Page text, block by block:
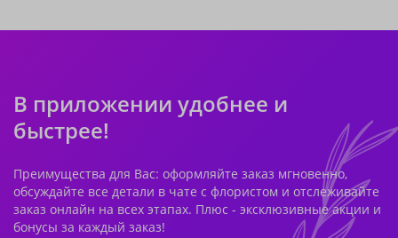
В приложении удобнее и
быстрее!
Преимущества для Вас: оформляйте заказ мгновенно,
обсуждайте все детали в чате с флористом и отслеживайте
заказ онлайн на всех этапах. Плюс - эксклюзивные акции и
бонусы за каждый заказ!